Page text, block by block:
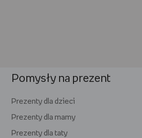
Pomysły na prezent
Prezenty dla dzieci
Prezenty dla mamy
Prezenty dla taty